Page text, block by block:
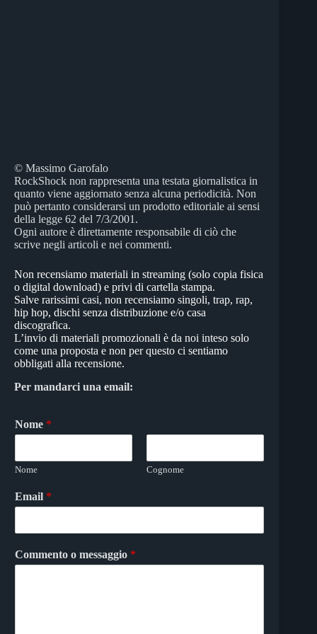
© Massimo Garofalo
RockShock non rappresenta una testata giornalistica in
quanto viene aggiornato senza alcuna periodicità. Non
può pertanto considerarsi un prodotto editoriale ai sensi
della legge 62 del 7/3/2001.
Ogni autore è direttamente responsabile di ciò che
scrive negli articoli e nei commenti.
Non recensiamo materiali in streaming (solo copia fisica
o digital download) e privi di cartella stampa.
Salve rarissimi casi, non recensiamo singoli, trap, rap,
hip hop, dischi senza distribuzione e/o casa
discografica.
L’invio di materiali promozionali è da noi inteso solo
come una proposta e non per questo ci sentiamo
obbligati alla recensione.
Per mandarci una email:
Nome *
Nome Cognome
Email *
Commento o messaggio *